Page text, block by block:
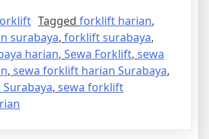
Tagged forklift harian,
surabaya, forklift surabaya,
harian, Sewa Forklift, sewa
, sewa forklift harian Surabaya,
, sewa forklift